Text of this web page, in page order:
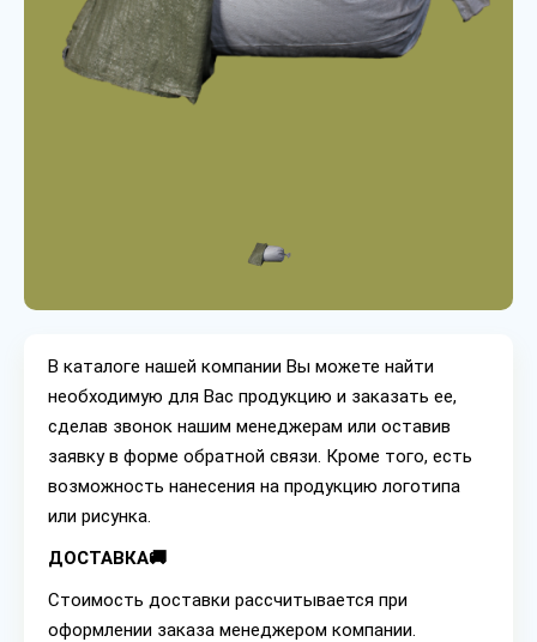
В каталоге нашей компании Вы можете найти
необходимую для Вас продукцию и заказать ее,
сделав звонок нашим менеджерам или оставив
заявку в форме обратной связи. Кроме того, есть
возможность нанесения на продукцию логотипа
или рисунка.
ДОСТАВКА🚚
Стоимость доставки рассчитывается при
оформлении заказа менеджером компании.